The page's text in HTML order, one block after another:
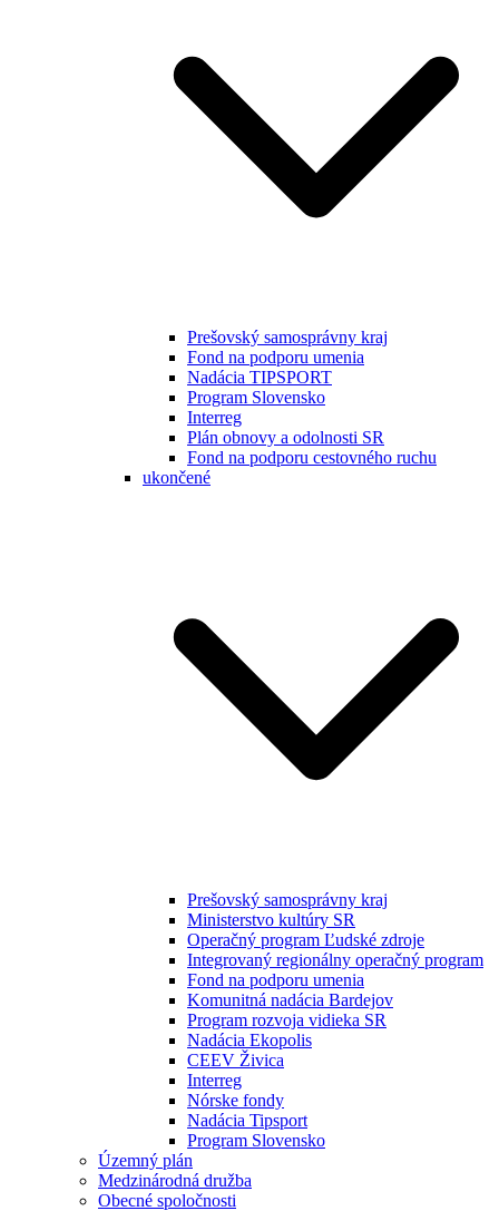
Prešovský samosprávny kraj
Fond na podporu umenia
Nadácia TIPSPORT
Program Slovensko
Interreg
Plán obnovy a odolnosti SR
Fond na podporu cestovného ruchu
ukončené
Prešovský samosprávny kraj
Ministerstvo kultúry SR
Operačný program Ľudské zdroje
Integrovaný regionálny operačný program
Fond na podporu umenia
Komunitná nadácia Bardejov
Program rozvoja vidieka SR
Nadácia Ekopolis
CEEV Živica
Interreg
Nórske fondy
Nadácia Tipsport
Program Slovensko
Územný plán
Medzinárodná družba
Obecné spoločnosti